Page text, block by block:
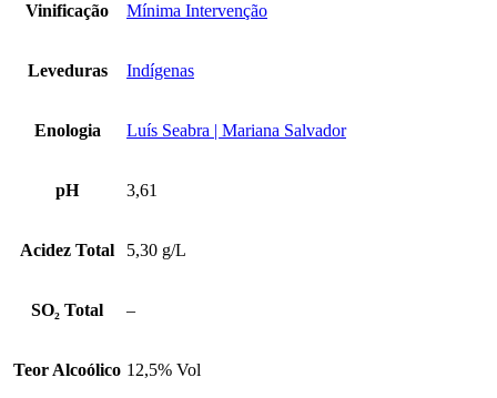
Vinificação Mínima Intervenção
Leveduras Indígenas
Enologia Luís Seabra | Mariana Salvador
pH 3,61
Acidez Total 5,30 g/L
SO₂ Total –
Teor Alcoólico 12,5% Vol